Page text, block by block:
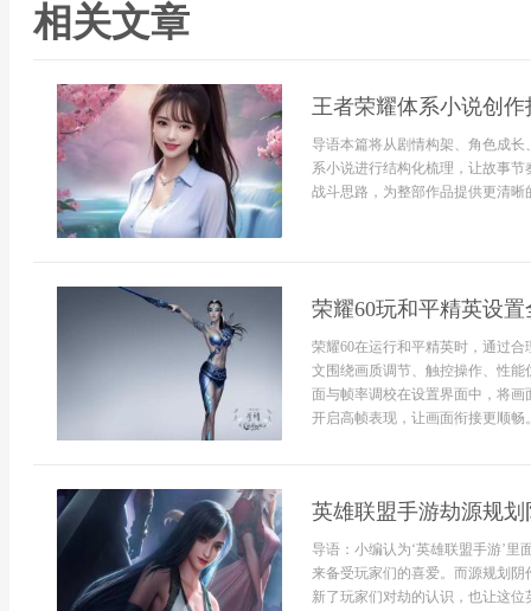
相关文章
王者荣耀体系小说创作
导语本篇将从剧情构架、角色成
系小说进行结构化梳理，让故事
战斗思路，为整部作品提供更清晰
荣耀60玩和平精英设置
荣耀60在运行和平精英时，通过
文围绕画质调节、触控操作、性
面与帧率调校在设置界面中，将
开启高帧表现，让画面衔接更顺
英雄联盟手游劫源规划
导语：小编认为‘英雄联盟手游’
来备受玩家们的喜爱。而源规划
新了玩家们对劫的认识，也让这